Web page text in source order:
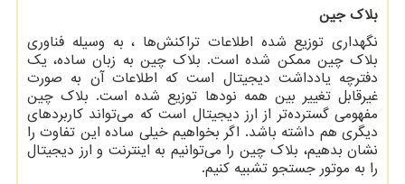
بلاک جین
نگهداری توزیع شده اطلاعات تراکنش‌ها ، به وسیله فناوری
بلاک چین ممکن شده است. بلاک چین به زبان ساده، یک
دفترچه یادداشت دیجیتال است که اطلاعات آن به صورت
غیرقابل تغییر بین همه نودها توزیع شده است. بلاک چین
مفهومی گسترده‌تر از ارز دیجیتال است که می‌تواند کاربردهای
دیگری هم داشته باشد. اگر بخواهیم خیلی ساده این تفاوت را
نشان بدهیم، بلاک چین را می‌توانیم به اینترنت و ارز دیجیتال
را به موتور جستجو تشبیه کنیم.